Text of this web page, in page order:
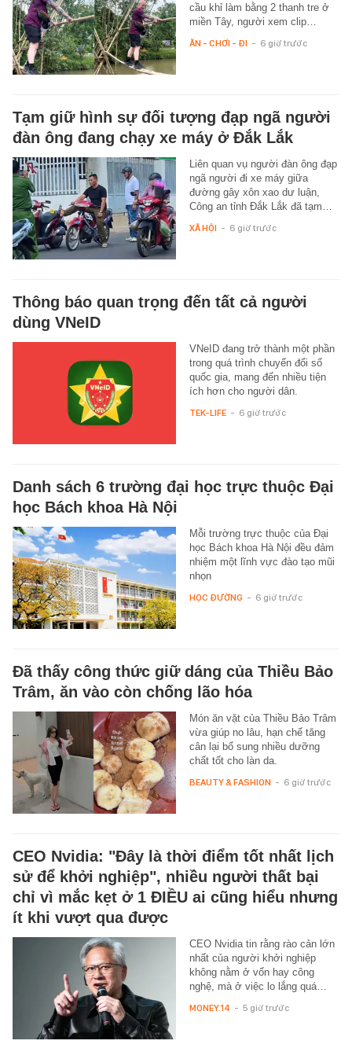
cầu khỉ làm bằng 2 thanh tre ở
miền Tây, người xem clip…
ĂN - CHƠI - ĐI - 6 giờ trước
Tạm giữ hình sự đối tượng đạp ngã người
đàn ông đang chạy xe máy ở Đắk Lắk
Liên quan vụ người đàn ông đạp
ngã người đi xe máy giữa
đường gây xôn xao dư luận,
Công an tỉnh Đắk Lắk đã tạm…
XÃ HỘI - 6 giờ trước
Thông báo quan trọng đến tất cả người
dùng VNeID
VNeID đang trở thành một phần
trong quá trình chuyển đổi số
quốc gia, mang đến nhiều tiện
ích hơn cho người dân.
TEK-LIFE - 6 giờ trước
Danh sách 6 trường đại học trực thuộc Đại
học Bách khoa Hà Nội
Mỗi trường trực thuộc của Đại
học Bách khoa Hà Nội đều đảm
nhiệm một lĩnh vực đào tạo mũi
nhọn
HỌC ĐƯỜNG - 6 giờ trước
Đã thấy công thức giữ dáng của Thiều Bảo
Trâm, ăn vào còn chống lão hóa
Món ăn vặt của Thiều Bảo Trâm
vừa giúp no lâu, hạn chế tăng
cân lại bổ sung nhiều dưỡng
chất tốt cho làn da.
BEAUTY & FASHION - 6 giờ trước
CEO Nvidia: "Đây là thời điểm tốt nhất lịch
sử để khởi nghiệp", nhiều người thất bại
chỉ vì mắc kẹt ở 1 ĐIỀU ai cũng hiểu nhưng
ít khi vượt qua được
CEO Nvidia tin rằng rào cản lớn
nhất của người khởi nghiệp
không nằm ở vốn hay công
nghệ, mà ở việc lo lắng quá…
MONEY.14 - 5 giờ trước